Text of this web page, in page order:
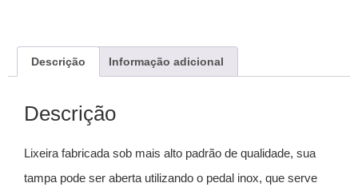
Descrição Informação adicional
Descrição
Lixeira fabricada sob mais alto padrão de qualidade, sua
tampa pode ser aberta utilizando o pedal inox, que serve